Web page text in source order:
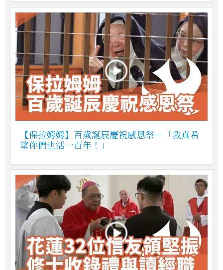
【保拉姆姆】百歲誕辰慶祝感恩祭─「我真希
望你們也活一百年！」